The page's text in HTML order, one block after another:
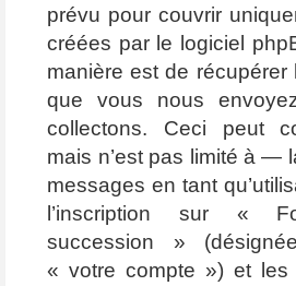
prévu pour couvrir
créées par le logiciel
manière est de récupérer
que vous nous
collectons. Ceci peut
mais n’est pas limité à —
messages en tant
l’inscription sur «
succession »
« votre compte ») et les